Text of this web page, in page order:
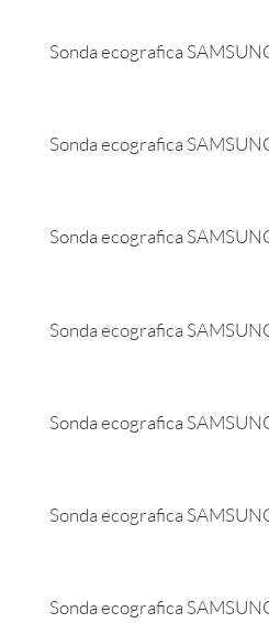
Sonda ecografica
Sonda ecografica
Sonda ecografica
Sonda ecografica
Sonda ecografica
Sonda ecografica
Sonda ecografica